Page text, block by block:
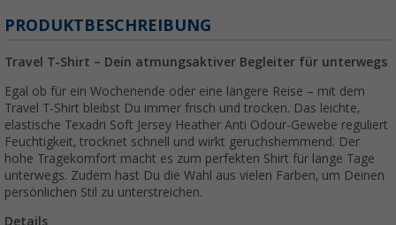
PRODUKTBESCHREIBUNG
Travel T-Shirt – Dein atmungsaktiver Begleiter für unterwegs
Egal ob für ein Wochenende oder eine längere Reise – mit dem
Travel T-Shirt bleibst Du immer frisch und trocken. Das leichte,
elastische Texadri Soft Jersey Heather Anti Odour-Gewebe reguliert
Feuchtigkeit, trocknet schnell und wirkt geruchshemmend. Der
hohe Tragekomfort macht es zum perfekten Shirt für lange Tage
unterwegs. Zudem hast Du die Wahl aus vielen Farben, um Deinen
persönlichen Stil zu unterstreichen.
Details